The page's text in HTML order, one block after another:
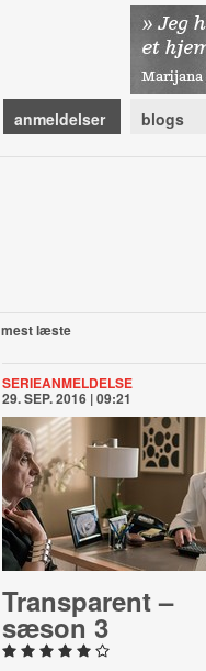
anmeldelser blogs
mest læste
SERIEANMELDELSE
29. SEP. 2016 | 09:21
Trans­par­ent –
sæson 3